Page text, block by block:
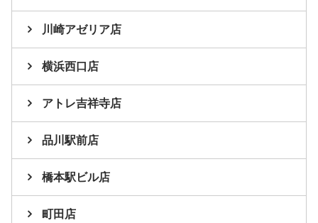
川崎アゼリア店
横浜西口店
アトレ吉祥寺店
品川駅前店
橋本駅ビル店
町田店